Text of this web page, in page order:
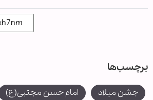
برچسب‌ها
جشن میلاد امام حسن مجتبی(ع)